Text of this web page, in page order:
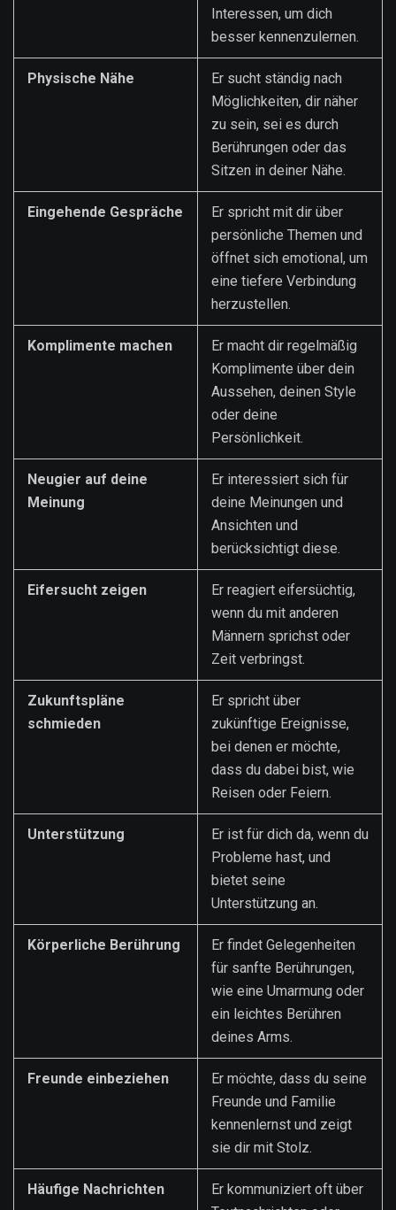
Interessen, um dich
besser kennenzulernen.
Physische Nähe
Er sucht ständig nach
Möglichkeiten, dir näher
zu sein, sei es durch
Berührungen oder das
Sitzen in deiner Nähe.
Eingehende Gespräche
Er spricht mit dir über
persönliche Themen und
öffnet sich emotional, um
eine tiefere Verbindung
herzustellen.
Komplimente machen
Er macht dir regelmäßig
Komplimente über dein
Aussehen, deinen Style
oder deine
Persönlichkeit.
Neugier auf deine
Meinung
Er interessiert sich für
deine Meinungen und
Ansichten und
berücksichtigt diese.
Eifersucht zeigen
Er reagiert eifersüchtig,
wenn du mit anderen
Männern sprichst oder
Zeit verbringst.
Zukunftspläne
schmieden
Er spricht über
zukünftige Ereignisse,
bei denen er möchte,
dass du dabei bist, wie
Reisen oder Feiern.
Unterstützung
Er ist für dich da, wenn du
Probleme hast, und
bietet seine
Unterstützung an.
Körperliche Berührung
Er findet Gelegenheiten
für sanfte Berührungen,
wie eine Umarmung oder
ein leichtes Berühren
deines Arms.
Freunde einbeziehen
Er möchte, dass du seine
Freunde und Familie
kennenlernst und zeigt
sie dir mit Stolz.
Häufige Nachrichten
Er kommuniziert oft über